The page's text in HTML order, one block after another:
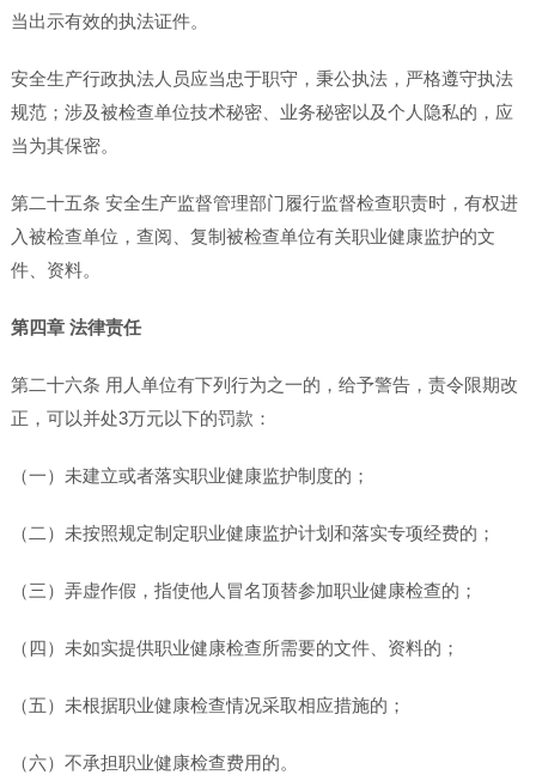
当出示有效的执法证件。
安全生产行政执法人员应当忠于职守，秉公执法，严格遵守执法
规范；涉及被检查单位技术秘密、业务秘密以及个人隐私的，应
当为其保密。
第二十五条 安全生产监督管理部门履行监督检查职责时，有权进
入被检查单位，查阅、复制被检查单位有关职业健康监护的文
件、资料。
第四章 法律责任
第二十六条 用人单位有下列行为之一的，给予警告，责令限期改
正，可以并处3万元以下的罚款：
（一）未建立或者落实职业健康监护制度的；
（二）未按照规定制定职业健康监护计划和落实专项经费的；
（三）弄虚作假，指使他人冒名顶替参加职业健康检查的；
（四）未如实提供职业健康检查所需要的文件、资料的；
（五）未根据职业健康检查情况采取相应措施的；
（六）不承担职业健康检查费用的。